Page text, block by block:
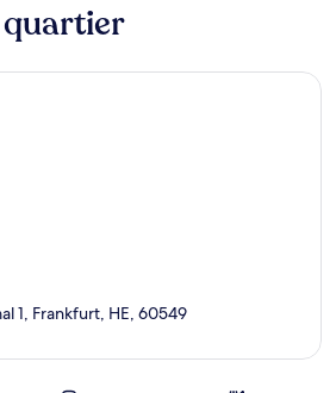
1, Frankfurt, HE, 60549